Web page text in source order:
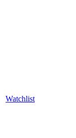
Watchlist